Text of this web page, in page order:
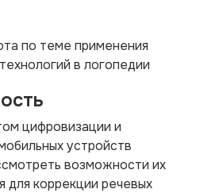
по теме применения
в логопедии
цифровизации и
устройств
возможности их
для коррекции речевых